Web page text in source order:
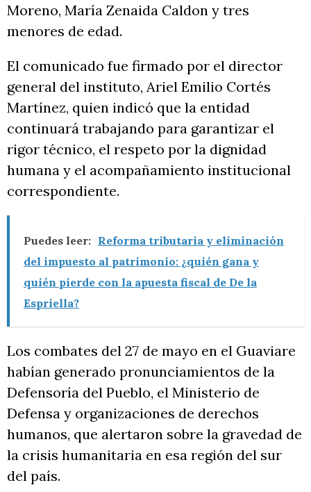
Moreno, María Zenaida Caldon y tres
menores de edad.
El comunicado fue firmado por el director
general del instituto, Ariel Emilio Cortés
Martínez, quien indicó que la entidad
continuará trabajando para garantizar el
rigor técnico, el respeto por la dignidad
humana y el acompañamiento institucional
correspondiente.
Puedes leer: Reforma tributaria y eliminación
del impuesto al patrimonio: ¿quién gana y
quién pierde con la apuesta fiscal de De la
Espriella?
Los combates del 27 de mayo en el Guaviare
habían generado pronunciamientos de la
Defensoría del Pueblo, el Ministerio de
Defensa y organizaciones de derechos
humanos, que alertaron sobre la gravedad de
la crisis humanitaria en esa región del sur
del país.